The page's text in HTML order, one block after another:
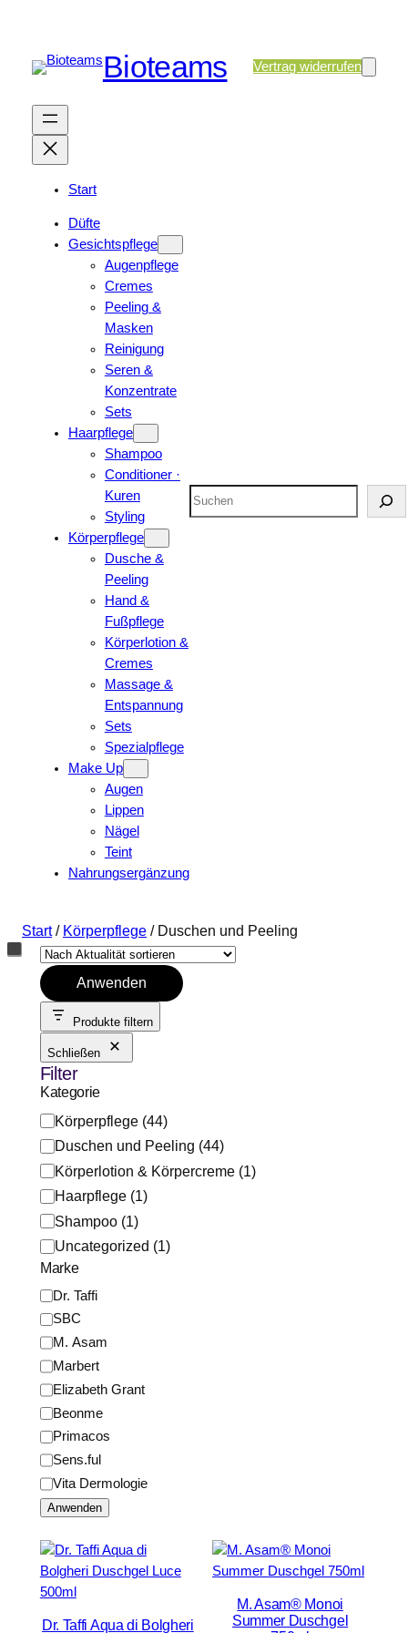
Bioteams Vertrag widerrufen
Start
Düfte
Gesichtspflege
Augenpflege
Cremes
Peeling &
Masken
Reinigung
Seren &
Konzentrate
Sets
Haarpflege
Shampoo
Conditioner ·
Kuren
Styling
Körperpflege
Dusche &
Peeling
Hand &
Fußpflege
Körperlotion &
Cremes
Massage &
Entspannung
Sets
Spezialpflege
Make Up
Augen
Lippen
Nägel
Teint
Nahrungsergänzung
Suchen
Start/ Körperpflege / Duschen und Peeling
Dr. Taffi Aqua di Bolgheri
M. Asam® Monoi
Summer Duschgel
Anwenden
Produkte filtern
Schließen
Filter
Kategorie
K
a
t
e
g
r
e
Körperpflege (44)
Duschen und Peeling (44)
Körperlotion & Körpercreme (1)
Haarpflege (1)
Shampoo (1)
Uncategorized (1)
Marke
M
a
r
k
Dr. Taffi
SBC
M. Asam
Marbert
Elizabeth Grant
Beonme
Primacos
Sens.ful
Vita Dermologie
Anwenden